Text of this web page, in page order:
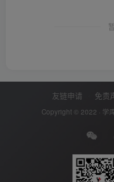
友链申请 免责
Copyright © 2022 · 学